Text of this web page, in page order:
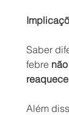
Saber
febre
Além